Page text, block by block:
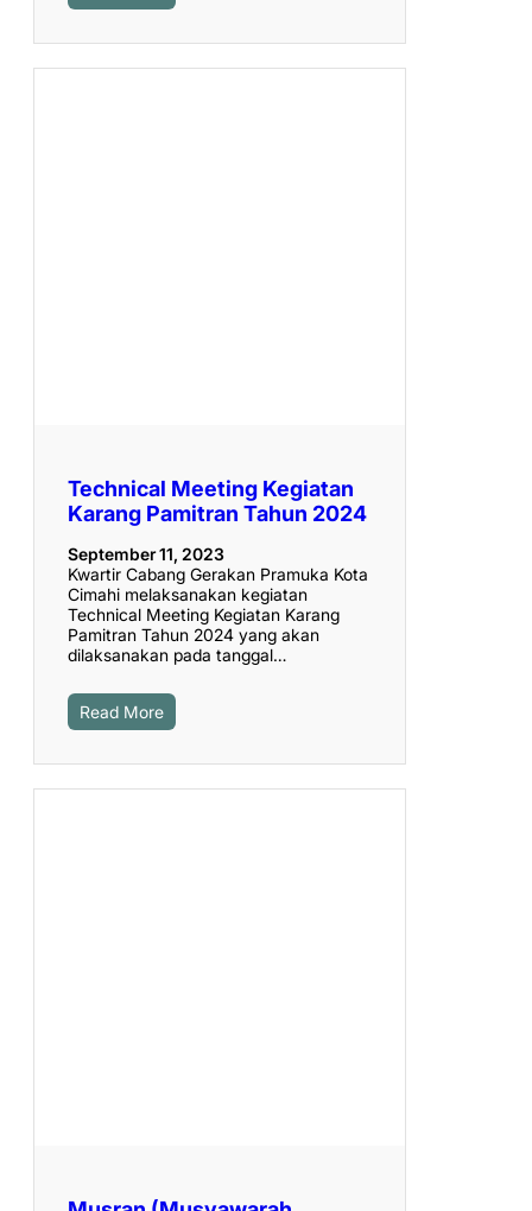
Technical Meeting Kegiatan
Karang Pamitran Tahun 2024
September 11, 2023
Kwartir Cabang Gerakan Pramuka Kota
Cimahi melaksanakan kegiatan
Technical Meeting Kegiatan Karang
Pamitran Tahun 2024 yang akan
dilaksanakan pada tanggal…
Read More